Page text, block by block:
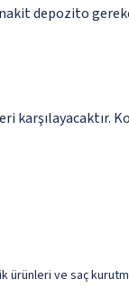
depozito
karşılayacaktır.
ve saç